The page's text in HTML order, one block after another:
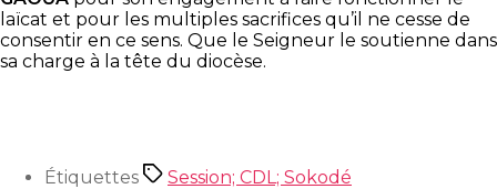
laïcat et pour les multiples sacrifices qu’il ne cesse de
consentir en ce sens. Que le Seigneur le soutienne dans
sa charge à la tête du diocèse.
Étiquettes Session; CDL; Sokodé